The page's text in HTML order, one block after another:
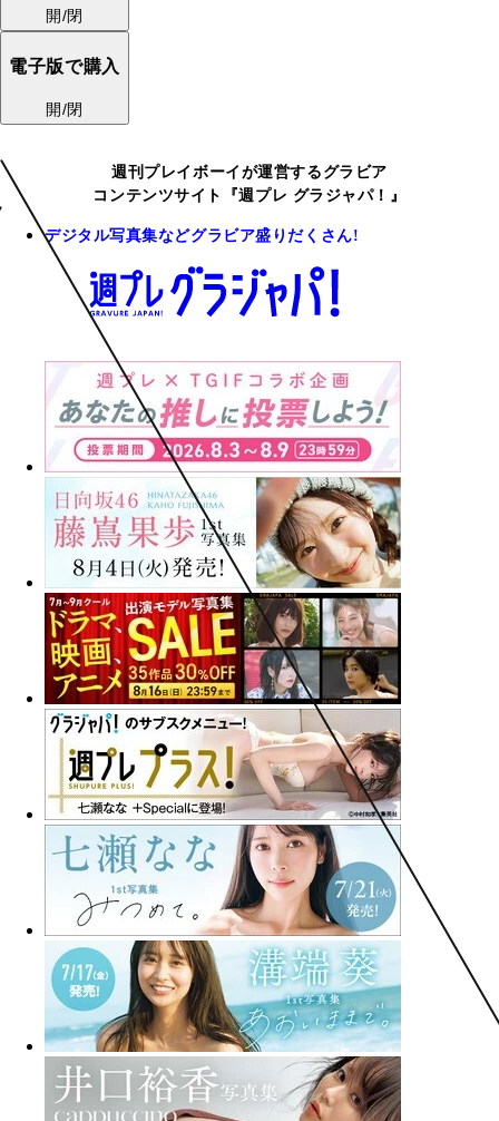
開/閉
電子版で購入
開/閉
週刊プレイボーイが運営するグラビア
コンテンツサイト『週プレ グラジャパ！』
デジタル写真集などグラビア盛りだくさん!